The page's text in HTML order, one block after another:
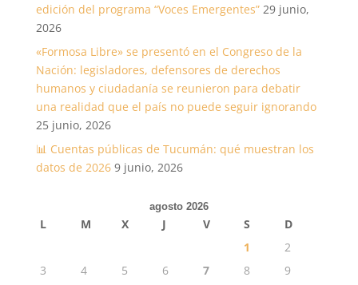
edición del programa “Voces Emergentes” 29 junio,
2026
«Formosa Libre» se presentó en el Congreso de la
Nación: legisladores, defensores de derechos
humanos y ciudadanía se reunieron para debatir
una realidad que el país no puede seguir ignorando
25 junio, 2026
📊 Cuentas públicas de Tucumán: qué muestran los
datos de 2026 9 junio, 2026
agosto 2026
L M X J V S
D
1
2
3
4 5 6 7 8
9